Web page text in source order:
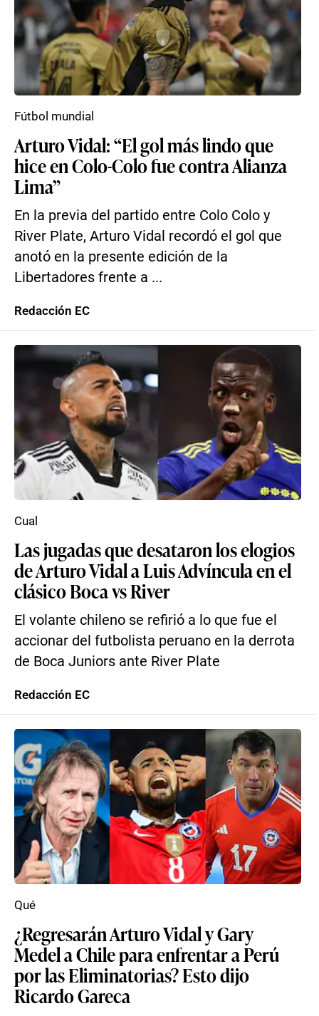
Arturo Vidal: “El gol más lindo que
hice en Colo-Colo fue contra Alianza
Lima”
En la previa del partido entre Colo Colo y
River Plate, Arturo Vidal recordó el gol que
anotó en la presente edición de la
Libertadores frente a ...
Fútbol mundial
Redacción EC
Las jugadas que desataron los elogios
de Arturo Vidal a Luis Advíncula en el
clásico Boca vs River
El volante chileno se refirió a lo que fue el
accionar del futbolista peruano en la derrota
de Boca Juniors ante River Plate
Cual
Redacción EC
¿Regresarán Arturo Vidal y Gary
Medel a Chile para enfrentar a Perú
por las Eliminatorias? Esto dijo
Ricardo Gareca
Qué